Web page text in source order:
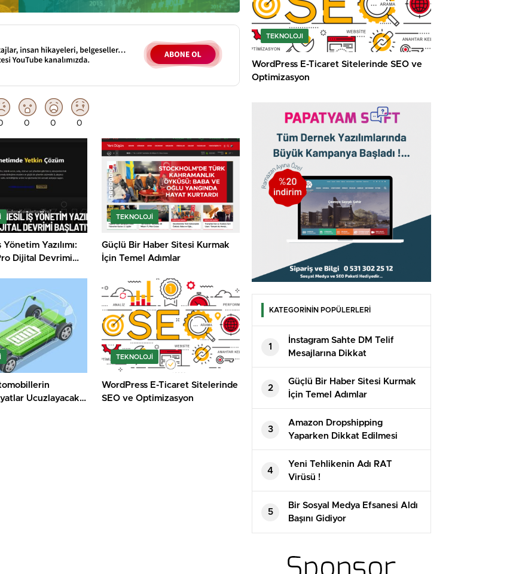
0 0 0
Yazılımı:
Dijital Devrimi
TEKNOLOJI
Güçlü Bir Haber Sitesi Kurmak
İçin Temel Adımlar
Ucuzlayacak
TEKNOLOJI
WordPress E-Ticaret Sitelerinde
SEO ve Optimizasyon
TEKNOLOJI
WordPress E-Ticaret Sitelerinde SEO ve
Optimizasyon
KATEGORİNİN POPÜLERLERİ
1
İnstagram Sahte DM Telif
Mesajlarına Dikkat
2
Güçlü Bir Haber Sitesi Kurmak
İçin Temel Adımlar
3
Amazon Dropshipping
Yaparken Dikkat Edilmesi
Gerekenler
4
Yeni Tehlikenin Adı RAT
Virüsü !
5
Bir Sosyal Medya Efsanesi Aldı
Başını Gidiyor